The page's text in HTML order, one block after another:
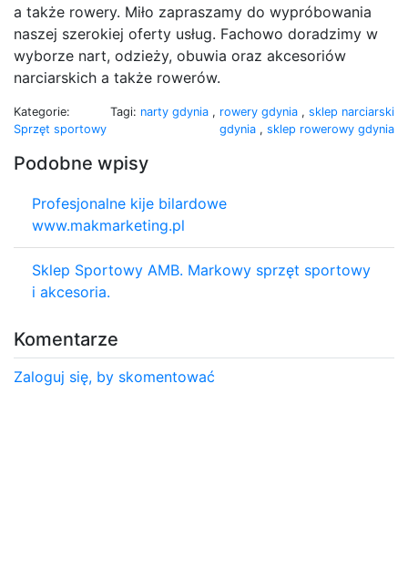
a także rowery. Miło zapraszamy do wypróbowania
naszej szerokiej oferty usług. Fachowo doradzimy w
wyborze nart, odzieży, obuwia oraz akcesoriów
narciarskich a także rowerów.
Kategorie:
Sprzęt sportowy
Tagi: narty gdynia , rowery gdynia , sklep narciarski
gdynia , sklep rowerowy gdynia
Podobne wpisy
Profesjonalne kije bilardowe
www.makmarketing.pl
Sklep Sportowy AMB. Markowy sprzęt sportowy
i akcesoria.
Komentarze
Zaloguj się, by skomentować